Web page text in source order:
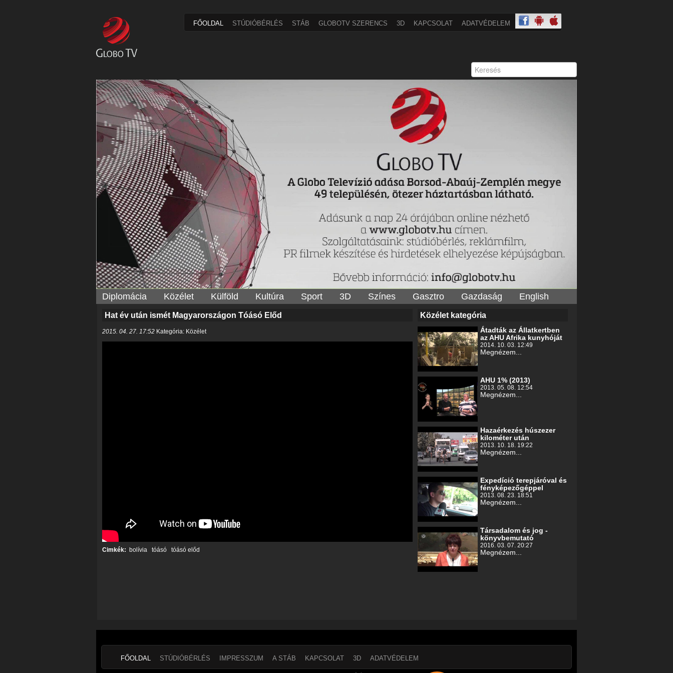
FŐOLDAL STÚDIÓBÉRLÉS STÁB GLOBOTV SZERENCS 3D KAPCSOLAT ADATVÉDELEM
Diplomácia Közélet Külföld Kultúra Sport 3D Színes Gasztro Gazdaság English
Hat év után ismét Magyarországon Tóásó Előd
2015. 04. 27. 17:52 Kategória: Közélet
Cimkék: bolívia tóásó tóásó előd
Közélet kategória
Átadták az Állatkertben
az AHU Afrika kunyhóját
2014. 10. 03. 12:49
Megnézem...
AHU 1% (2013)
2013. 05. 08. 12:54
Megnézem...
Hazaérkezés húszezer
kilométer után
2013. 10. 18. 19:22
Megnézem...
Expedíció terepjáróval és
fényképezőgéppel
2013. 08. 23. 18:51
Megnézem...
Társadalom és jog -
könyvbemutató
2016. 03. 07. 20:27
Megnézem...
FŐOLDAL STÚDIÓBÉRLÉS IMPRESSZUM A STÁB KAPCSOLAT 3D ADATVÉDELEM